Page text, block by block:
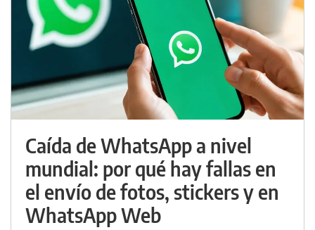
Caída de WhatsApp a nivel
mundial: por qué hay fallas en
el envío de fotos, stickers y en
WhatsApp Web